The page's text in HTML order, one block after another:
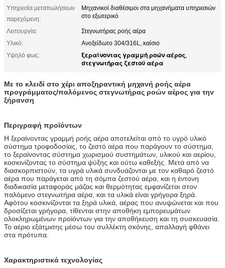
Υπηρεσία μεταπωλήσεων
παρεχόμενη:
Μηχανικοί διαθέσιμοι στα μηχανήματα υπηρεσιών
στο εξωτερικό
Λειτουργία:
Στεγνωτήρας ροής αέρα
Υλικό:
Ανοξείδωτο 304/316L, καίσιο
Υψηλό φως:
ξεραίνοντας γραμμή ροών αέρος,
στεγνωτήρας ζεστού αέρα
Με το κλειδί στο χέρι αποξηραντική μηχανή ροής αέρα
προγράμματος/παλόμενος στεγνωτήρας ροών αέρος για την
ξήρανση
Περιγραφή προϊόντων
Η ξεραίνοντας γραμμή ροής αέρα αποτελείται από το υγρό υλικό
σύστημα τροφοδοσίας, το ζεστό αέρα που παράγουν το σύστημα,
το ξεραίνοντας σύστημα χωρισμού συστημάτων, υλικού και αερίου,
κοσκινίζοντας το σύστημα ψύξης και ούτω καθεξής. Μετά από να
διασκορπιστούν, τα υγρά υλικά συνδυάζονται με τον καθαρό ζεστό
αέρα που παράγεται από τη σόμπα ζεστού αέρα, και η έντονη
διαδικασία μεταφοράς μάζας και θερμότητας εμφανίζεται στον
παλόμενο στεγνωτήρα αέρα, και τα υλικά είναι γρήγορα ξηρά.
Αφότου κοσκινίζονται τα ξηρά υλικά, αέρας που ανυψώνεται και που
δροσίζεται γρήγορα, τίθενται στην αποθήκη εμπορευμάτων
ολοκληρωμένων προϊόντων για την αποθήκευση και τη συσκευασία.
Το αέριο εξάτμισης μέσω του συλλέκτη σκόνης, απαλλαγή φθάνει
στα πρότυπα.
Χαρακτηριστικά τεχνολογίας